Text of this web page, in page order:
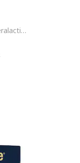
Fiole cu Colagen si Elastina, Mineralactiv, 10 fiole x 2 ml